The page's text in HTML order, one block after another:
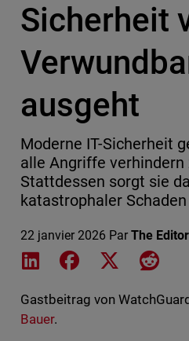
Sicherheit
ausgeht
Moderne IT-Sicherheit
alle Angriffe verhindern
Stattdessen sorgt sie
katastrophaler
22 janvier 2026 Par The Editor
Share on LinkedIn
Share on Facebook
Share on X
Gastbeitrag von
Bauer.